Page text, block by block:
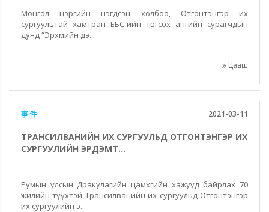
Монгол цэргийн нэгдсэн холбоo, Отгонтэнгэр их
сургуультай хамтран EБС-ийн төгсөх ангийн сурагчдын
дунд “Эрхмийн дэ...
Цааш
事件 2021-03-11
ТРАНСИЛВАНИЙН ИХ СУРГУУЛЬД ОТГОНТЭНГЭР ИХ
СУРГУУЛИЙН ЭРДЭМТ...
Румын улсын Дракулагийн цамхгийн хажууд байрлах 70
жилийн түүхтэй Трансилванийн их сургуульд Отгонтэнгэр
их сургуулийн э...